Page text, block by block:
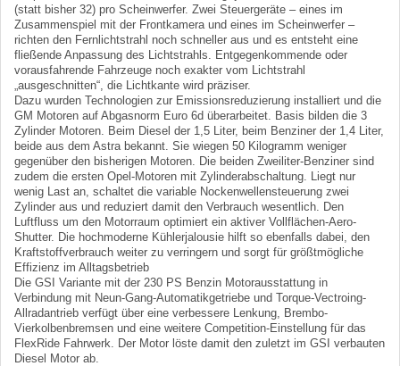
(statt bisher 32) pro Scheinwerfer. Zwei Steuergeräte – eines im
Zusammenspiel mit der Frontkamera und eines im Scheinwerfer –
richten den Fernlichtstrahl noch schneller aus und es entsteht eine
fließende Anpassung des Lichtstrahls. Entgegenkommende oder
vorausfahrende Fahrzeuge noch exakter vom Lichtstrahl
„ausgeschnitten“, die Lichtkante wird präziser.
Dazu wurden Technologien zur Emissionsreduzierung installiert und die
GM Motoren auf Abgasnorm Euro 6d überarbeitet. Basis bilden die 3
Zylinder Motoren. Beim Diesel der 1,5 Liter, beim Benziner der 1,4 Liter,
beide aus dem Astra bekannt. Sie wiegen 50 Kilogramm weniger
gegenüber den bisherigen Motoren. Die beiden Zweiliter-Benziner sind
zudem die ersten Opel-Motoren mit Zylinderabschaltung. Liegt nur
wenig Last an, schaltet die variable Nockenwellensteuerung zwei
Zylinder aus und reduziert damit den Verbrauch wesentlich. Den
Luftfluss um den Motorraum optimiert ein aktiver Vollflächen-Aero-
Shutter. Die hochmoderne Kühlerjalousie hilft so ebenfalls dabei, den
Kraftstoffverbrauch weiter zu verringern und sorgt für größtmögliche
Effizienz im Alltagsbetrieb
Die GSI Variante mit der 230 PS Benzin Motorausstattung in
Verbindung mit Neun-Gang-Automatikgetriebe und Torque-Vectroing-
Allradantrieb verfügt über eine verbessere Lenkung, Brembo-
Vierkolbenbremsen und eine weitere Competition-Einstellung für das
FlexRide Fahrwerk. Der Motor löste damit den zuletzt im GSI verbauten
Diesel Motor ab.